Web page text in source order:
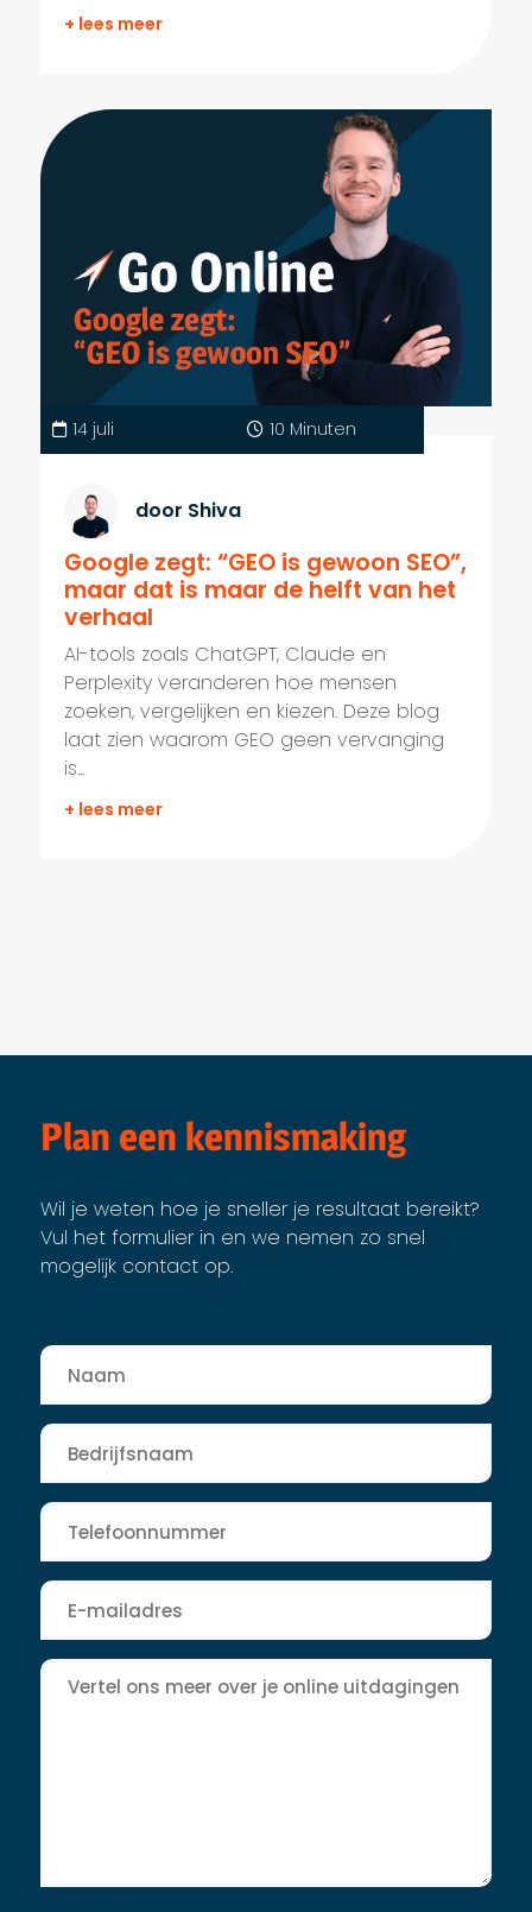
+ lees meer
14 juli 10 Minuten
door Shiva
Google zegt: “GEO is gewoon SEO”,
maar dat is maar de helft van het
verhaal
AI-tools zoals ChatGPT, Claude en
Perplexity veranderen hoe mensen
zoeken, vergelijken en kiezen. Deze blog
laat zien waarom GEO geen vervanging
is...
+ lees meer
Plan een kennismaking
Wil je weten hoe je sneller je resultaat bereikt?
Vul het formulier in en we nemen zo snel
mogelijk contact op.
Naam
Bedrijfsnaam
Telefoon
E-
mailadres
Bericht